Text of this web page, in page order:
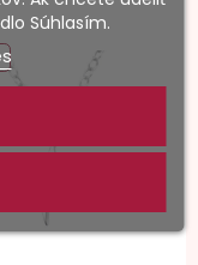
Súhlasím.